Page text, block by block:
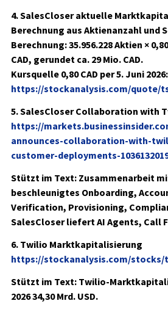
4. SalesCloser aktuelle
Berechnung aus Aktienanzahl und
Berechnung:35.956.228 Aktien ×
CAD, gerundet ca. 29 Mio. CAD.
Kursquelle 0,80 CAD per 5. Juni 2026:
https://stockanalysis.com/quote/
5. SalesCloser Collaboration with
https://
announces-collaboration-with-
customer-deployments-
Stützt im Text: Zusammenarbeit
beschleunigtes Onboarding,
Verification, Provisioning,
SalesCloser liefert AI Agents, Call
6. Twilio Marktkapitalisierung
https://stockanalysis.com/
Stützt im Text: Twilio-
202634,30 Mrd. USD.